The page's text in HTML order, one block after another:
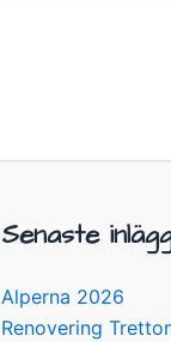
Senaste
Alperna 2026
Renovering